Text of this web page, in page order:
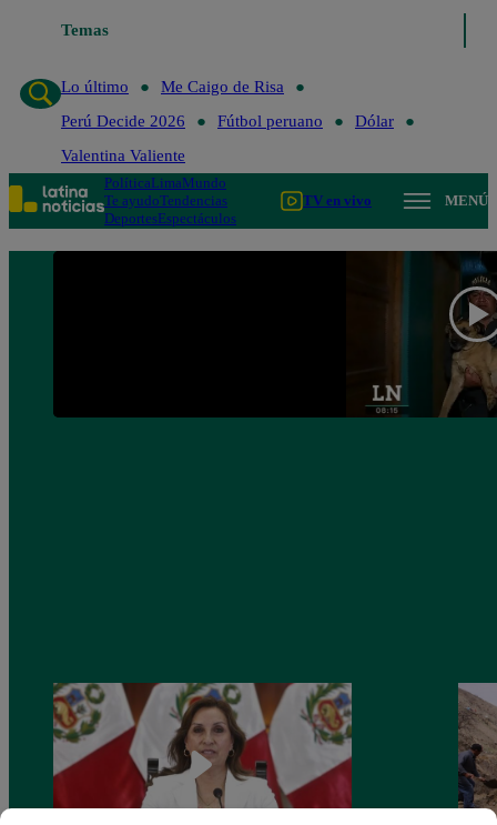
Temas
Lo último
Me Caigo de Risa
Perú Decide 2026
Fútbol peruano
Dólar
Valentina Valiente
PolíticaLimaMundo
Te ayudoTendencias
DeportesEspectáculos
TV en vivo MENÚ